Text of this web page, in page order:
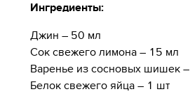
Ингредиенты:
Джин – 50 мл
Сок свежего лимона – 15 мл
Варенье из сосновых шишек
Белок свежего яйца – 1 шт